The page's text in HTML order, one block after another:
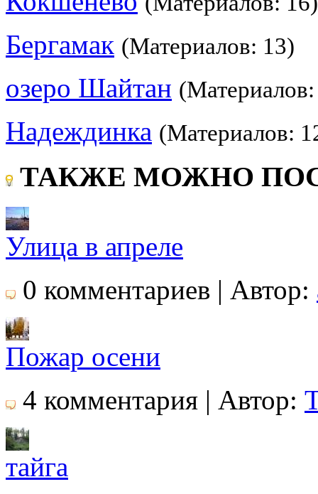
Бергамак (Материалов: 13)
озеро Шайтан
Надеждинка (Материалов:
ТАКЖЕ МОЖНО
Улица в апреле
0 комментариев | Автор:
Пожар осени
4 комментария | Автор:
тайга